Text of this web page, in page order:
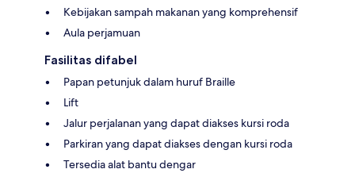
Kebijakan sampah makanan yang komprehensif
Aula perjamuan
Fasilitas difabel
Papan petunjuk dalam huruf Braille
Lift
Jalur perjalanan yang dapat diakses kursi roda
Parkiran yang dapat diakses dengan kursi roda
Tersedia alat bantu dengar